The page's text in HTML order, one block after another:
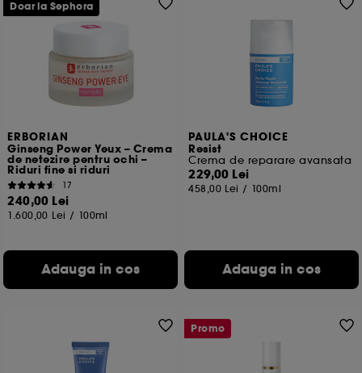
ERBORIAN
Ginseng Power Yeux – Crema
de netezire pentru ochi –
Riduri fine si riduri
17
240,00 Lei
1.600,00 Lei / 100ml
Adauga in cos
Doar la Sephora
PAULA'S CHOICE
Resist
Crema de reparare avansata
229,00 Lei
458,00 Lei / 100ml
Adauga in cos
Promo
navigare si interactiunile tale online.
Cookie-uri de masurarea a audientei :
sa obtinem date statistice privind numarul de
vizitatori de pe site-ul nostru si obiceiurile lor de
navigare pentru a imbunatati performanta site-
ului.
Cookie-uri pentru securizarea platilor online :
permit sa evitam platile frauduloase si furtul de
identitate.
serviciile Google disponible pe site-ul nostru sunt
reglementate de Politica de confidentialitate Google.
Pentru mai multe informatii despre drepturile
https://business.safety.google/privacy/